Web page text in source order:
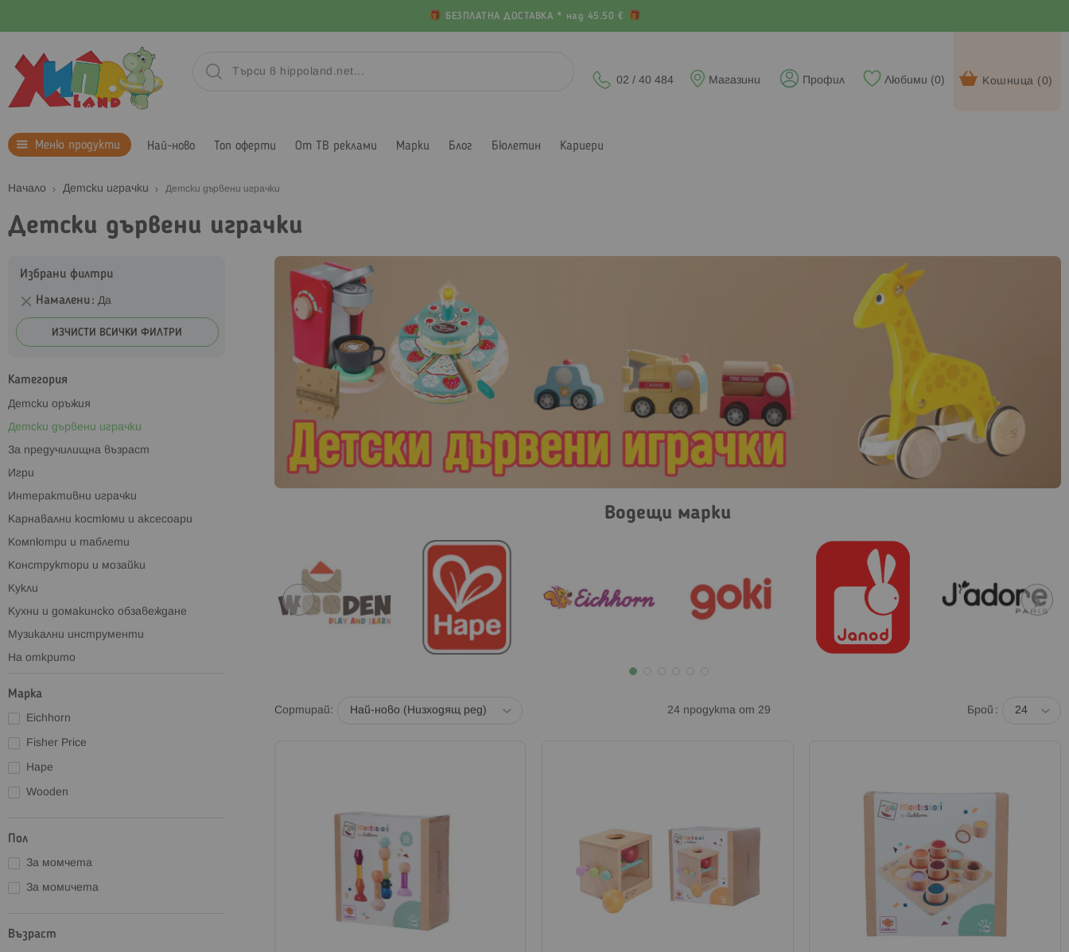
БЕЗПЛАТНА ДОСТАВКА * над 45.50 €
Кошница (0)
Любими (0)
Профил
Магазини
02 / 40 484
Меню продукти Най-ново Топ оферти От ТВ реклами Марки Блог Бюлетин Кариери
Начало Детски играчки Детски дървени играчки
Детски дървени играчки
Водещи марки
❮ ❯
Сортирай Брой
24 продукта от29
Избрани филтри
Намалени Да
ИЗЧИСТИ ВСИЧКИ ФИЛТРИ
Категория
Детски оръжия
Детски дървени играчки
За предучилищна възраст
Игри
Интерактивни играчки
Карнавални костюми и аксесоари
Компютри и таблети
Конструктори и мозайки
Кукли
Кухни и домакинско обзавеждане
Музикални инструменти
На открито
Наука
Плюшени играчки
Професии
Пъзели
Спортни играчки
Транспортни играчки
Фигури
Марка
Eichhorn
Fisher Price
Hape
Wooden
Пол
За момчета
За момичета
Възраст